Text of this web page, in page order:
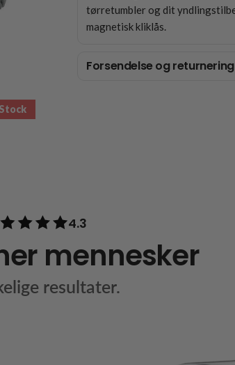
tørretumbler og dit
magnetisk kliklås.
Forsendelse og returnering
4.3
mennesker
resultater.